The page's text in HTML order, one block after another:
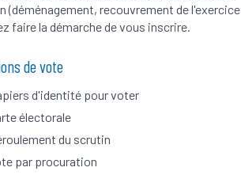
(déménagement, recouvrement de l'exercice
faire la démarche de vous inscrire.
de vote
d'identité pour voter
électorale
du scrutin
par procuration